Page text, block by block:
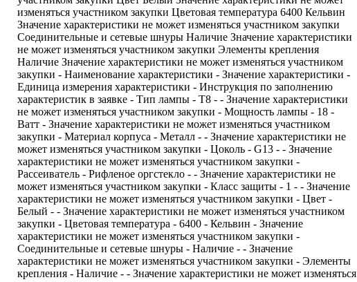
изменяться участником закупки Цветовая температура 6400 Кельвин
Значение характеристики не может изменяться участником закупки
Соединительные и сетевые шнуры Наличие Значение характеристики
не может изменяться участником закупки Элементы крепления
Наличие Значение характеристики не может изменяться участником
закупки - Наименование характеристики - Значение характеристики -
Единица измерения характеристики - Инструкция по заполнению
характеристик в заявке - Тип лампы - Т8 - - Значение характеристики
не может изменяться участником закупки - Мощность лампы - 18 -
Ватт - Значение характеристики не может изменяться участником
закупки - Материал корпуса - Металл - - Значение характеристики не
может изменяться участником закупки - Цоколь - G13 - - Значение
характеристики не может изменяться участником закупки -
Рассеиватель - Рифленое оргстекло - - Значение характеристики не
может изменяться участником закупки - Класс защиты - 1 - - Значение
характеристики не может изменяться участником закупки - Цвет -
Белый - - Значение характеристики не может изменяться участником
закупки - Цветовая температура - 6400 - Кельвин - Значение
характеристики не может изменяться участником закупки -
Соединительные и сетевые шнуры - Наличие - - Значение
характеристики не может изменяться участником закупки - Элементы
крепления - Наличие - - Значение характеристики не может изменяться